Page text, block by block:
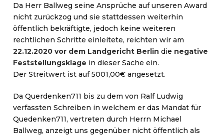
Da Herr Ballweg seine Ansprüche auf unseren Award
nicht zurückzog und sie stattdessen weiterhin
öffentlich bekräftigte, jedoch keine weiteren
rechtlichen Schritte einleitete, reichten wir am
22.12.2020 vor dem Landgericht Berlin die negative
Feststellungsklage in dieser Sache ein.
Der Streitwert ist auf 5001,00€ angesetzt.
Da Querdenken711 bis zu dem von Ralf Ludwig
verfassten Schreiben in welchem er das Mandat für
Quedenken711, vertreten durch Herrn Michael
Ballweg, anzeigt uns gegenüber nicht öffentlich als